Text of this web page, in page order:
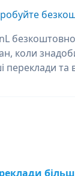
коли
переклади та